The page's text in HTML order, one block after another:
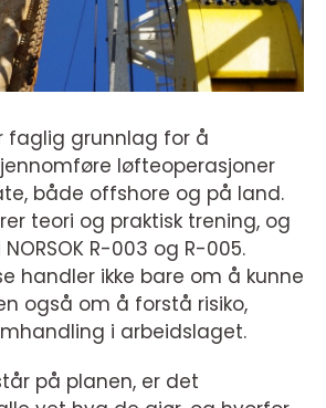
faglig grunnlag for å
løfteoperasjoner
både offshore og på land.
teori og praktisk trening, og
R-003 og R-005.
handler ikke bare om å kunne
også om å forstå risiko,
i arbeidslaget.
på planen, er det